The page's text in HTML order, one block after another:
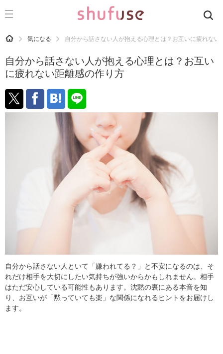
CATEGORY 記事カテゴリ
運気
洗濯
生活の知恵
HOME 気になる 自分から話さない人が抱える心理とは？お互いに疲れない
自分から話さない人が抱える心理とは？お互い
に疲れない距離感の作り方
自分から話さない人といて「嫌われてる？」と不安になるのは、そ
れだけ相手を大切にしたい気持ちが強いからかもしれません。相手
はただ安心している可能性もあります。沈黙の裏にある本音を知
り、お互いが「黙っていても楽」な関係になれるヒントをお届けし
ます。